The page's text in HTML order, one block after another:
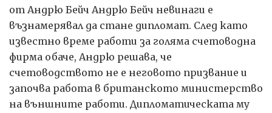
Великобритания
и
България
от Андрю Бейч Андрю Бейч невинаги е
възнамерявал да стане дипломат. След като
известно време работи за голяма счетоводна
фирма обаче, Андрю решава, че
счетоводството не е неговото призвание и
започва работа в британското министерство
на външните работи. Дипломатическата му